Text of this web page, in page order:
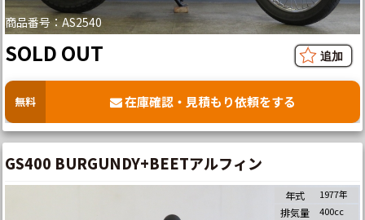
商品番号：AS2540
SOLD OUT
無料 在庫確認・見積もり依頼をする
GS400 BURGUNDY+BEETアルフィン
年式 1977年
排気量 400cc